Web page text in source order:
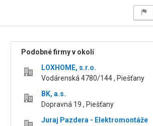
Podobné firmy v okolí
LOXHOME, s.r.o.
Vodárenská 4780/144 , Piešťany
BK, a.s.
Dopravná 19 , Piešťany
Juraj Pazdera - Elektromontáže